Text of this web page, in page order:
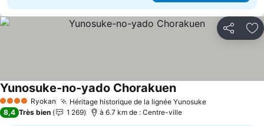
Partager
4 Étoiles Ryokan Héritage historique de la lignée YunosukeConsulter
Yunosuke-no-yado ChorakuenConsulter les prix
8,4 Très bien 1 269 à 6.7 km de : Centre-ville